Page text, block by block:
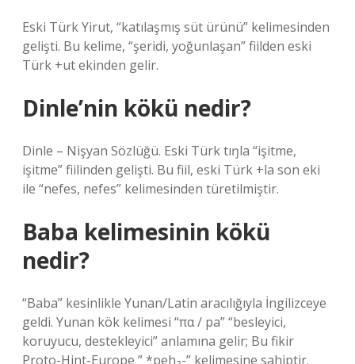
Eski Türk Yirut, “katılaşmış süt ürünü” kelimesinden
gelişti. Bu kelime, “şeridi, yoğunlaşan” fiilden eski
Türk +ut ekinden gelir.
Dinle’nin kökü nedir?
Dinle – Nişyan Sözlüğü. Eski Türk tıŋla “işitme,
işitme” fiilinden gelişti. Bu fiil, eski Türk +la son eki
ile “nefes, nefes” kelimesinden türetilmiştir.
Baba kelimesinin kökü
nedir?
“Baba” kesinlikle Yunan/Latin aracılığıyla İngilizceye
geldi. Yunan kök kelimesi “πα / pa” “besleyici,
koruyucu, destekleyici” anlamına gelir; Bu fikir
Proto-Hint-Europe ” *peh₂-” kelimesine sahiptir.